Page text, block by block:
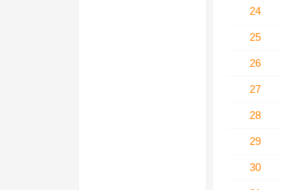
24
25
26
27
28
29
30